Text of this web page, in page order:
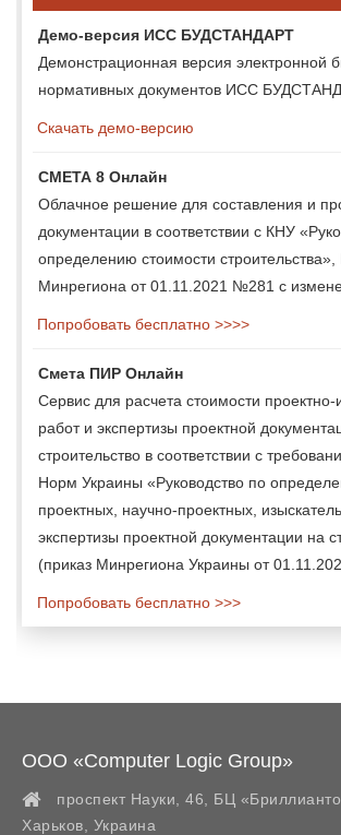
Демо-версия ИСС БУДСТАНДАРТ
Демонстрационная версия электронной
нормативных документов ИСС
Скачать демо-версию
СМЕТА 8 Онлайн
Облачное решение для составления и
документации в соответствии с КНУ
определению стоимости строительства»,
Минрегиона от 01.11.2021 №281 с
Попробовать бесплатно >>>>
Смета ПИР Онлайн
Сервис для расчета стоимости проектно-
работ и экспертизы проектной
строительство в соответствии с
Норм Украины «Руководство по
проектных, научно-проектных,
экспертизы проектной документации на
(приказ Минрегиона Украины от
Попробовать бесплатно >>>
ООО «Computer Logic Group»
проспект Науки, 46, БЦ
Харьков
Украина